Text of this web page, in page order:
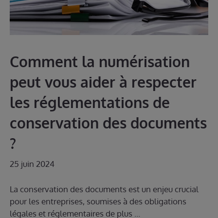
Comment la numérisation
peut vous aider à respecter
les réglementations de
conservation des documents
?
25 juin 2024
La conservation des documents est un enjeu crucial
pour les entreprises, soumises à des obligations
légales et réglementaires de plus …